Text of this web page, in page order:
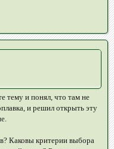
тему и понял, что там не
и решил открыть эту
Каковы критерии выбора